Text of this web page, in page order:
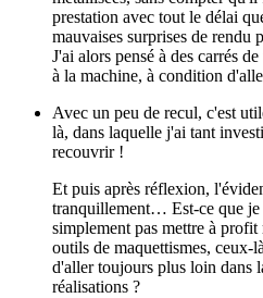
prestation avec tout le délai
mauvaises surprises de rendu
J'ai alors pensé à des carrés
à la machine, à condition
Avec un peu de recul, c'est
là, dans laquelle j'ai tant
recouvrir !
Et puis après réflexion,
tranquillement… Est-ce que je
simplement pas mettre à
outils de maquettismes, ceux-
d'aller toujours plus loin dans
réalisations ?